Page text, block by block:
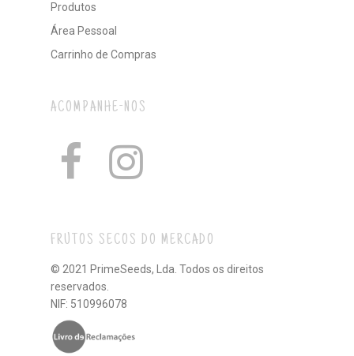
Produtos
Área Pessoal
Carrinho de Compras
ACOMPANHE-NOS
FRUTOS SECOS DO MERCADO
© 2021 PrimeSeeds, Lda. Todos os direitos
reservados.
NIF: 510996078